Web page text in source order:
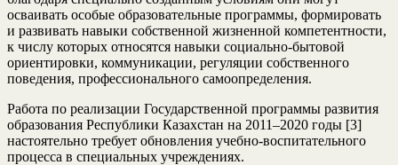
осваивать особые образовательные программы, формировать
и развивать навыки собственной жизненной компетентности,
к числу которых относятся навыки социально-бытовой
ориентировки, коммуникации, регуляции собственного
поведения, профессионального самоопределения.
Работа по реализации Государственной программы развития
образования Республики Казахстан на 2011–2020 годы [3]
настоятельно требует обновления учебно-воспитательного
процесса в специальных учреждениях.